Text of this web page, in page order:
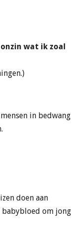
wat ik zoal
in bedwang
doen aan
om jong